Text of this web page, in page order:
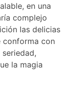
en una
complejo
las delicias
conforma con
la magia